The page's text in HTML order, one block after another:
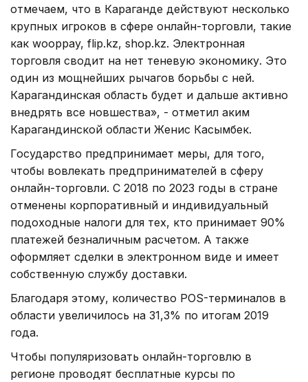
отмечаем, что в Караганде действуют несколько
крупных игроков в сфере онлайн-торговли, такие
как wooppay, flip.kz, shop.kz. Электронная
торговля сводит на нет теневую экономику. Это
один из мощнейших рычагов борьбы с ней.
Карагандинская область будет и дальше активно
внедрять все новшества», - отметил аким
Карагандинской области Женис Касымбек.
Государство предпринимает меры, для того,
чтобы вовлекать предпринимателей в сферу
онлайн-торговли. С 2018 по 2023 годы в стране
отменены корпоративный и индивидуальный
подоходные налоги для тех, кто принимает 90%
платежей безналичным расчетом. А также
оформляет сделки в электронном виде и имеет
собственную службу доставки.
Благодаря этому, количество POS-терминалов в
области увеличилось на 31,3% по итогам 2019
года.
Чтобы популяризовать онлайн-торговлю в
регионе проводят бесплатные курсы по